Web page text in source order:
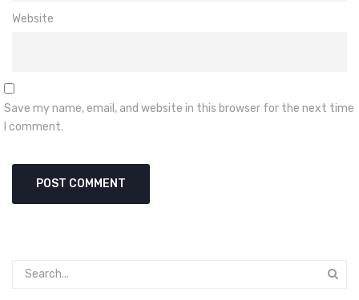
Website
Save my name, email, and website in this browser for the next time
I comment.